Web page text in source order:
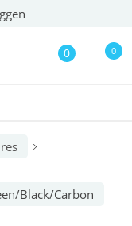
0 0
Black/Carbon